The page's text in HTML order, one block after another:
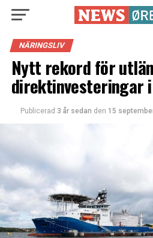
NÄRINGSLIV
Nytt rekord för
direktinvesteringar
Publicerad 3 år sedan den 15